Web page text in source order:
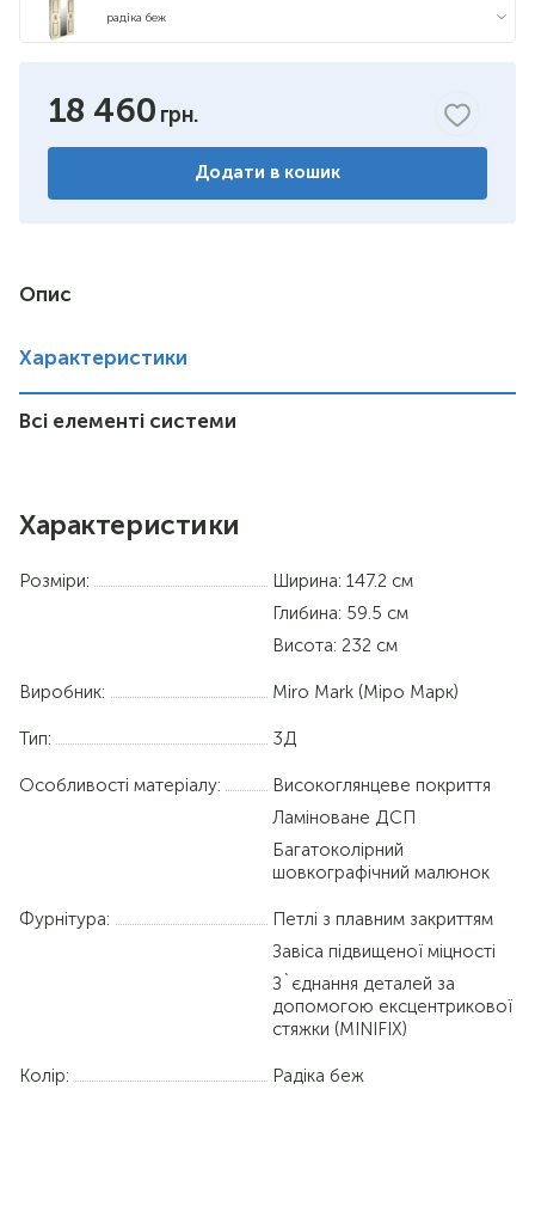
радіка беж
18 460
Додати в кошик
Опис
Характеристики
Всі елементі системи
Характеристики
Розміри:
Ширина: 147.2 см
Глибина: 59.5 см
Висота: 232 см
Виробник: Miro Mark (Міро Марк)
Тип: 3Д
Особливості матеріалу:
Високоглянцеве покриття
Ламіноване ДСП
Багатоколірний
шовкографічний малюнок
Фурнітура:
Петлі з плавним закриттям
Завіса підвищеної міцності
З`єднання деталей за
допомогою ексцентрикової
стяжки (MINIFIX)
Колір: Радіка беж